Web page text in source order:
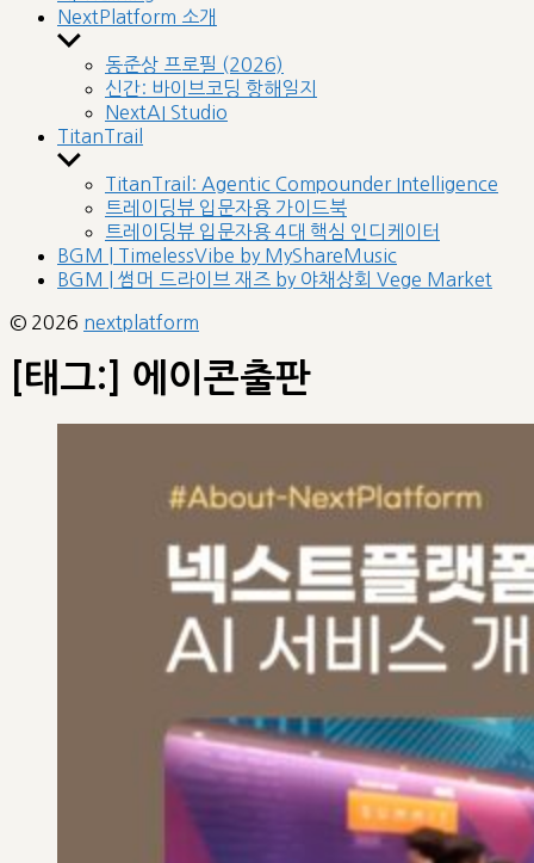
NextPlatform 소개
Show
sub
menu
동준상 프로필 (2026)
신간: 바이브코딩 항해일지
NextAI Studio
TitanTrail
Show
sub
menu
TitanTrail: Agentic Compounder Intelligence
트레이딩뷰 입문자용 가이드북
트레이딩뷰 입문자용 4대 핵심 인디케이터
BGM | TimelessVibe by MyShareMusic
BGM | 썸머 드라이브 재즈 by 야채상회 Vege Market
© 2026 nextplatform
[태그:] 에이콘출판